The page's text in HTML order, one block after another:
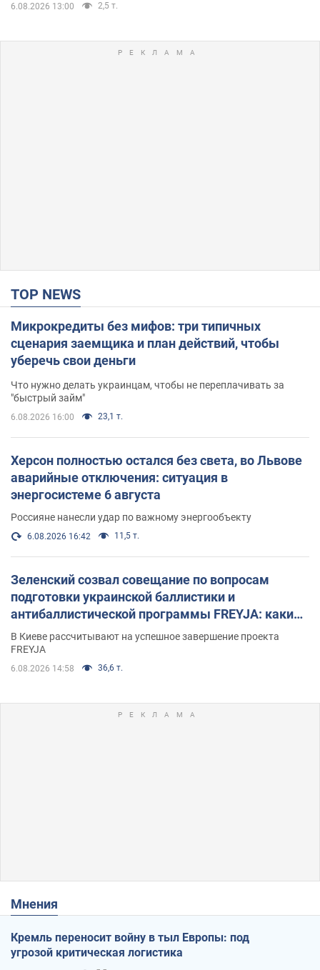
6.08.2026 13:00 2,5 т.
TOP NEWS
Микрокредиты без мифов: три типичных
сценария заемщика и план действий, чтобы
уберечь свои деньги
Что нужно делать украинцам, чтобы не переплачивать за
"быстрый займ"
6.08.2026 16:00 23,1 т.
Херсон полностью остался без света, во Львове
аварийные отключения: ситуация в
энергосистеме 6 августа
Россияне нанесли удар по важному энергообъекту
6.08.2026 16:42 11,5 т.
Зеленский созвал совещание по вопросам
подготовки украинской баллистики и
антибаллистической программы FREYJA: какие
решения готовятся
В Киеве рассчитывают на успешное завершение проекта
FREYJA
6.08.2026 14:58 36,6 т.
Мнения
Кремль переносит войну в тыл Европы: под
угрозой критическая логистика